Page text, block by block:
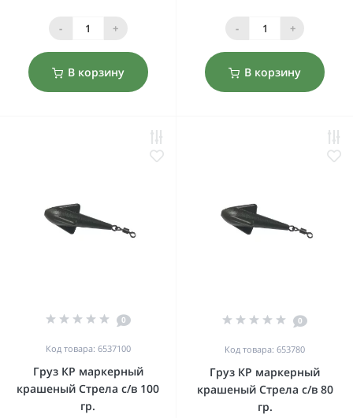
- +
В корзину
- +
В корзину
0
Код товара: 6537100
Груз КР маркерный
крашеный Стрела с/в 100
гр.
0
Код товара: 653780
Груз КР маркерный
крашеный Стрела с/в 80
гр.